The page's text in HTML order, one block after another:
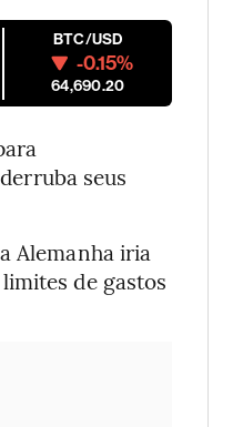
BTC/USD
-0.15%
64,690.20
seus
Alemanha iria
de gastos